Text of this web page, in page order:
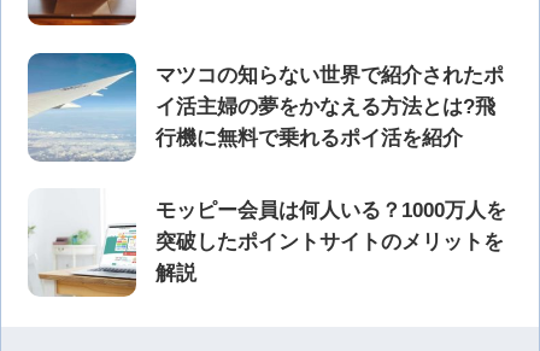
マツコの知らない世界で紹介されたポ
イ活主婦の夢をかなえる方法とは?飛
行機に無料で乗れるポイ活を紹介
モッピー会員は何人いる？1000万人を
突破したポイントサイトのメリットを
解説